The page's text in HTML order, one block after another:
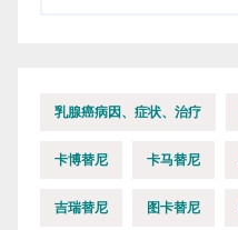
乳腺癌病因、症状、治疗
卡博替尼 卡马替尼
吉瑞替尼 图卡替尼